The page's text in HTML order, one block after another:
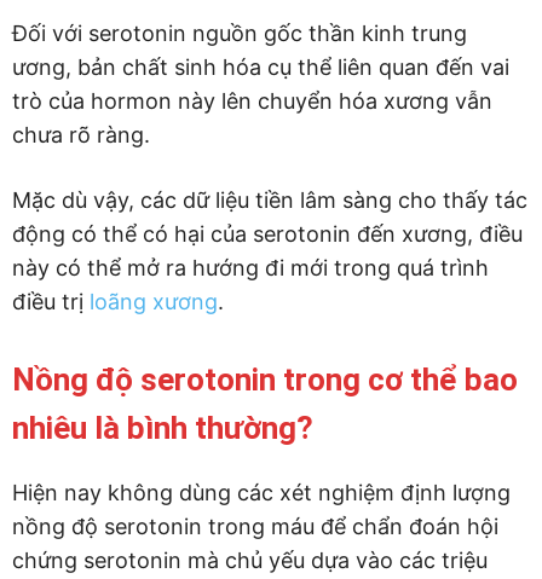
Đối với serotonin nguồn gốc thần kinh trung
ương, bản chất sinh hóa cụ thể liên quan đến vai
trò của hormon này lên chuyển hóa xương vẫn
chưa rõ ràng.
Mặc dù vậy, các dữ liệu tiền lâm sàng cho thấy tác
động có thể có hại của serotonin đến xương, điều
này có thể mở ra hướng đi mới trong quá trình
điều trị loãng xương.
Nồng độ serotonin trong cơ thể bao
nhiêu là bình thường?
Hiện nay không dùng các xét nghiệm định lượng
nồng độ serotonin trong máu để chẩn đoán hội
chứng serotonin mà chủ yếu dựa vào các triệu